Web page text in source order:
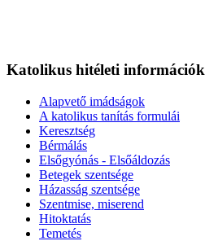
Katolikus hitéleti információk
Alapvető imádságok
A katolikus tanítás formulái
Keresztség
Bérmálás
Elsőgyónás - Elsőáldozás
Betegek szentsége
Házasság szentsége
Szentmise, miserend
Hitoktatás
Temetés